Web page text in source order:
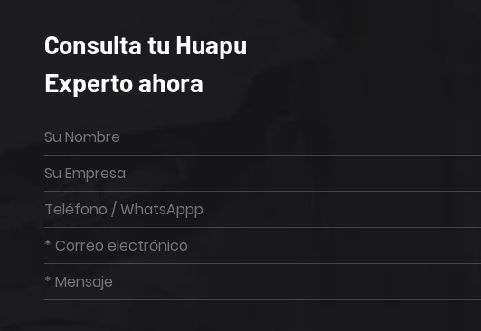
Consulta tu Huapu
Experto ahora